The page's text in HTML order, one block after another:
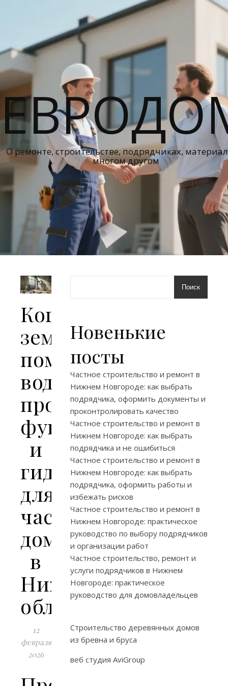
О ремонте, строительстве, подрядчиках,
многом другом
Когда
земля
помнит
воду:
продуманные
фундаменты
и
гидроизоляция
для
частного
дома
в
Нижегородской
области
12
февраля
2026
Поиск
Новенькие
посты
Частное строительство и ремонт в
Нижнем Новгороде: как выбрать
подрядчика, оформить документы и
проконтролировать качество
Частное строительство и ремонт в
Нижнем Новгороде: как выбрать
подрядчика и не ошибиться
Частное строительство и ремонт в
Нижнем Новгороде: как выбрать
подрядчика, оформить работы и
избежать рисков
Частное строительство и ремонт в
Нижнем Новгороде: практическое
руководство по выбору подрядчиков
и организации работ
Частное строительство, ремонт и
услуги подрядчиков в Нижнем
Новгороде: практическое
руководство для домовладельцев
Строительство деревянных домов
из бревна и бруса
веб студия AviGroup